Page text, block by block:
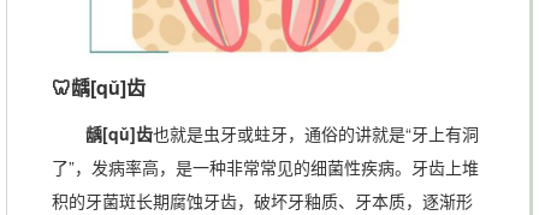
🦷龋[qǔ]齿
龋[qǔ]齿也就是虫牙或蛀牙，通俗的讲就是“牙上有洞
了”，发病率高，是一种非常常见的细菌性疾病。牙齿上堆
积的牙菌斑长期腐蚀牙齿，破坏牙釉质、牙本质，逐渐形